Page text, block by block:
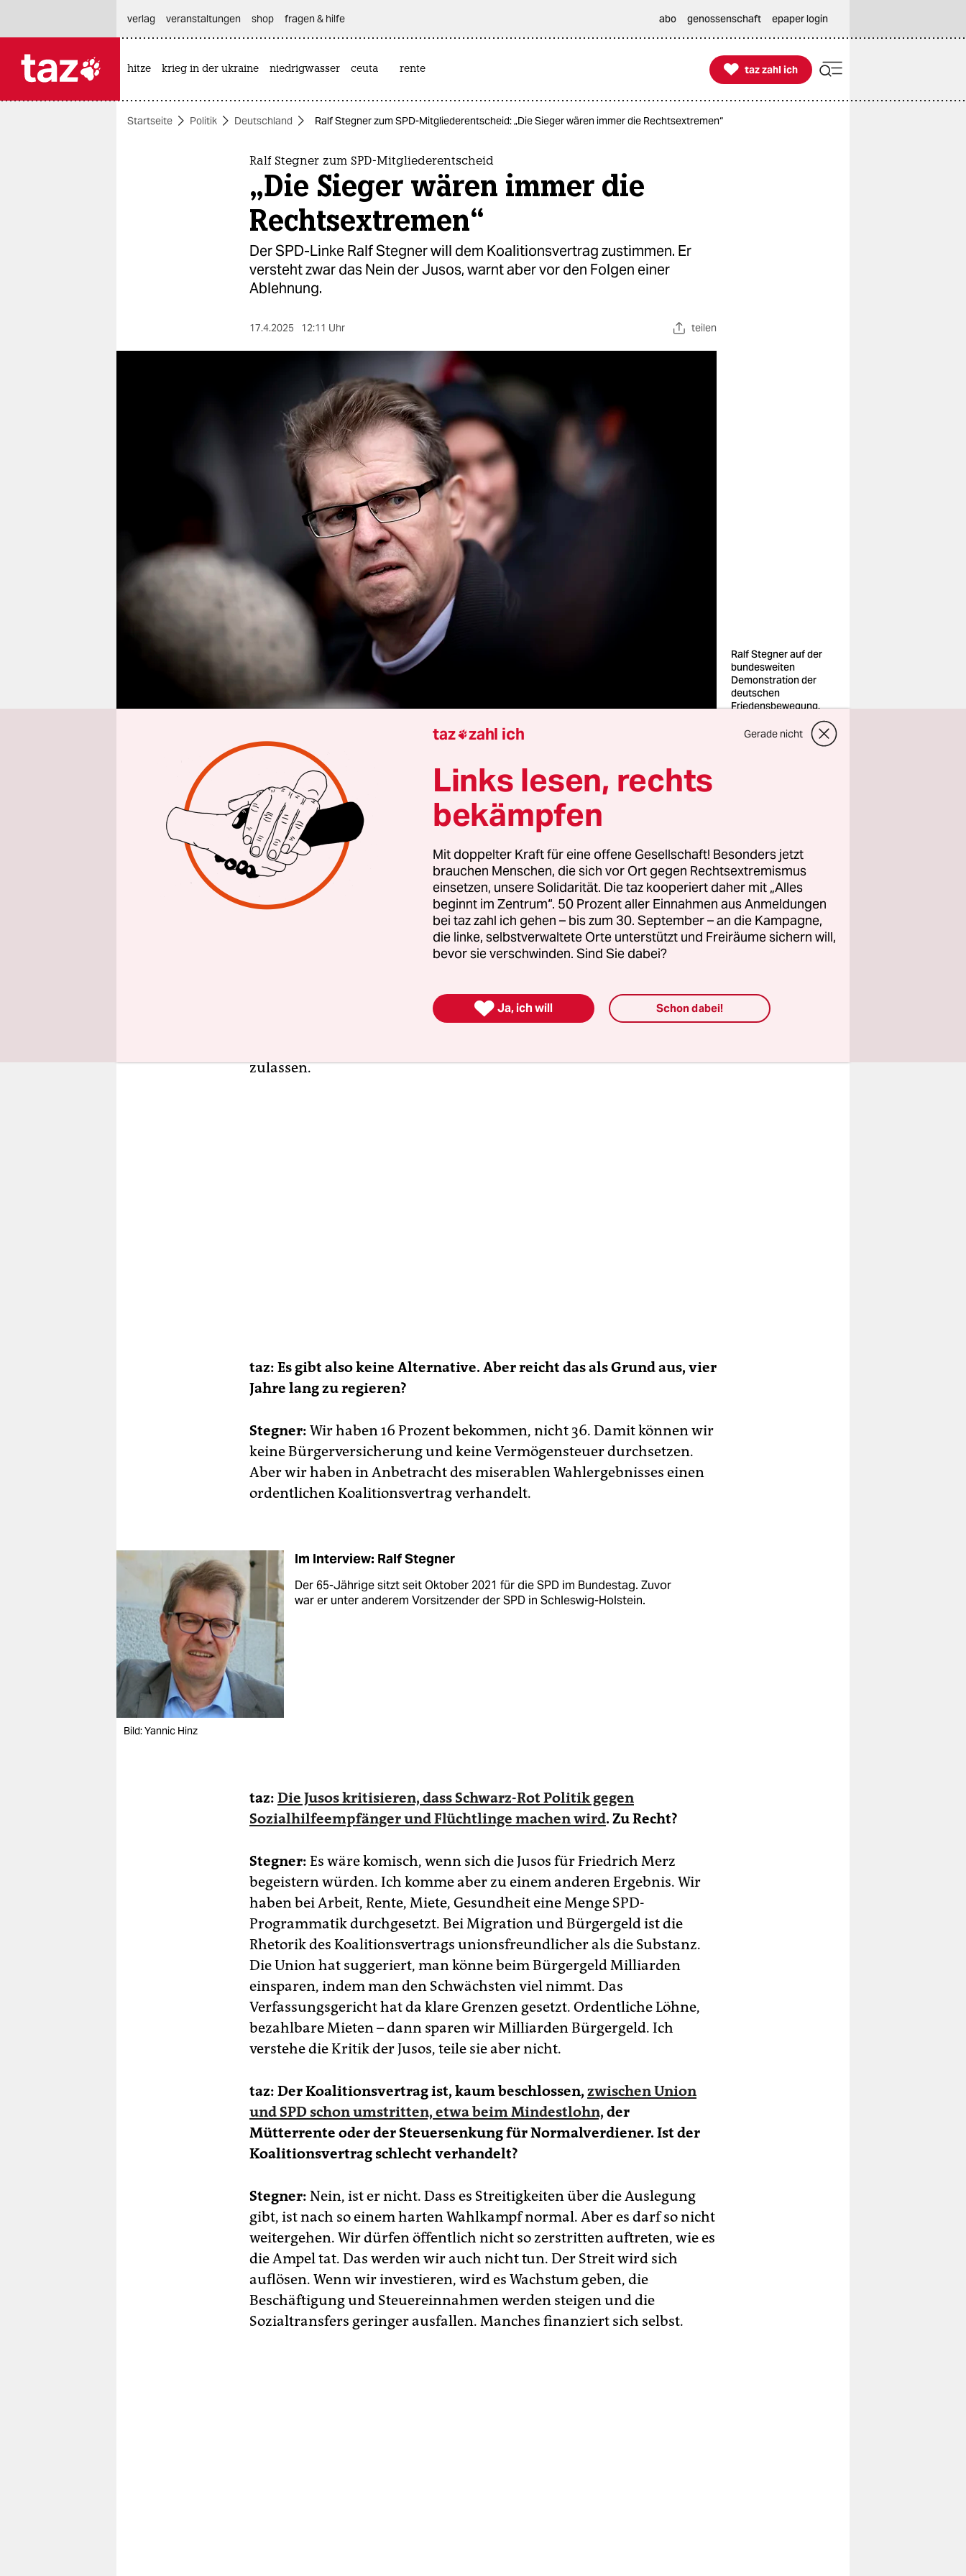
themen
nord
unterstützen
abo
genossenschaft
epaper login
verlag
veranstaltungen shop fragen & hilfe abo genossenschaft epaper login
hitze krieg in der ukraine niedrigwasser ceuta rente 
taz zahl ich
taz zahl ich
Startseite Politik Deutschland Ralf Stegner zum SPD-Mitgliederentscheid: „Die Sieger wären immer die Rechtsextremen“
Ralf Stegner zum SPD-Mitgliederentscheid
„Die Sieger wären immer die
Rechtsextremen“
Der SPD-Linke Ralf Stegner will dem Koalitionsvertrag zustimmen. Er
versteht zwar das Nein der Jusos, warnt aber vor den Folgen einer
Ablehnung.
17.4.2025 12:11 Uhr teilen
Ralf Stegner auf der
bundesweiten
Demonstration der
deutschen
Friedensbewegung,
am 3.10.2024 in Berlin
Foto: Stefan
Interview von Stefan Reinecke
taz: Herr Stegner, wird die SPD-Basis den Koalitionsvertrag
durchwinken?
Kritiklos durchwinken eher nicht. Aber sie wird ihn am
Ende billigen. Denn ­anders als bei den letzten beiden Großen
Koalitionen gibt es diesmal keine demokratische Alternative. Wenn
eine von der AfD tolerierte Minderheitsregierung oder Neuwahlen, bei
denen CDU und die SPD eins auf die Mütze kriegen würden – die Sieger
zulassen.
taz: Es gibt also keine Alternative. Aber reicht das als Grund aus, vier
Jahre lang zu regieren?
Stegner: Wir haben 16 Prozent bekommen, nicht 36. Damit können wir
keine Bürgerversicherung und keine Vermögensteuer durchsetzen.
Aber wir haben in Anbetracht des miserablen Wahlergebnisses einen
ordentlichen Koalitionsvertrag verhandelt.
Bild: Yannic Hinz
Im Interview: Ralf Stegner
Der 65-Jährige sitzt seit Oktober 2021 für die SPD im Bundestag. Zuvor
war er unter anderem Vorsitzender der SPD in Schleswig-Holstein.
taz: Die Jusos kritisieren, dass Schwarz-Rot Politik gegen
Sozialhilfeempfänger und Flüchtlinge machen wird. Zu Recht?
Stegner: Es wäre komisch, wenn sich die Jusos für Friedrich Merz
begeistern würden. Ich komme aber zu einem anderen Ergebnis. Wir
haben bei Arbeit, Rente, Miete, Gesundheit eine Menge SPD-
Programmatik durchgesetzt. Bei Migration und Bürgergeld ist die
Rhetorik des Koalitionsvertrags unionsfreundlicher als die Substanz.
Die Union hat suggeriert, man könne beim Bürgergeld Milliarden
einsparen, indem man den Schwächsten viel nimmt. Das
Verfassungsgericht hat da klare Grenzen gesetzt. Ordentliche Löhne,
bezahlbare Mieten – dann sparen wir Milliarden Bürgergeld. Ich
verstehe die Kritik der Jusos, teile sie aber nicht.
taz: Der Koalitionsvertrag ist, kaum beschlossen, zwischen Union
und SPD schon umstritten, etwa beim Mindestlohn, der
Mütterrente oder der Steuersenkung für Normalverdiener. Ist der
Koalitionsvertrag schlecht verhandelt?
Stegner: Nein, ist er nicht. Dass es Streitigkeiten über die Auslegung
gibt, ist nach so einem harten Wahlkampf normal. Aber es darf so nicht
weitergehen. Wir dürfen öffentlich nicht so zerstritten auftreten, wie es
die Ampel tat. Das werden wir auch nicht tun. Der Streit wird sich
auflösen. Wenn wir investieren, wird es Wachstum geben, die
Beschäftigung und Steuereinnahmen werden steigen und die
Sozialtransfers geringer ausfallen. Manches finanziert sich selbst.
taz zahl ich Gerade nicht
Links lesen, rechts
bekämpfen
Mit doppelter Kraft für eine offene Gesellschaft! Besonders jetzt
brauchen Menschen, die sich vor Ort gegen Rechtsextremismus
einsetzen, unsere Solidarität. Die taz kooperiert daher mit „Alles
beginnt im Zentrum“. 50 Prozent aller Einnahmen aus Anmeldungen
bei taz zahl ich gehen – bis zum 30. September – an die Kampagne,
die linke, selbstverwaltete Orte unterstützt und Freiräume sichern will,
bevor sie verschwinden. Sind Sie dabei?
 Ja, ich will Schon dabei!